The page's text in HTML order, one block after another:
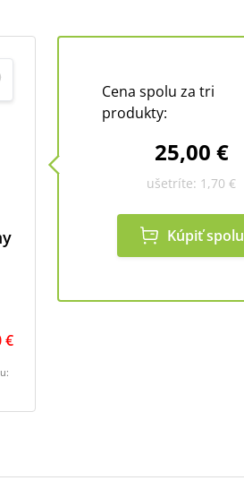
€
Cena spolu za tri
produkty:
25,00 €
ušetríte: 1,70 €
Kúpiť spolu